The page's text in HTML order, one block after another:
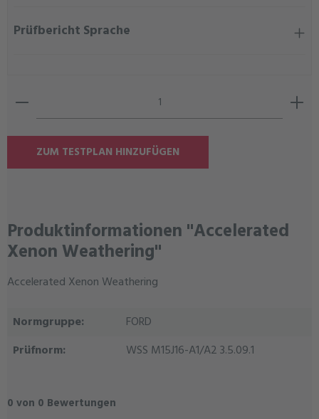
Prüfbericht Sprache
Produkt Anzahl: Gib den gewünschten Wert ein oder
ZUM TESTPLAN HINZUFÜGEN
Produktinformationen "Accelerated
Xenon Weathering"
Accelerated Xenon Weathering
Normgruppe:
FORD
Prüfnorm:
WSS M15J16-A1/A2 3.5.09.1
0 von 0 Bewertungen